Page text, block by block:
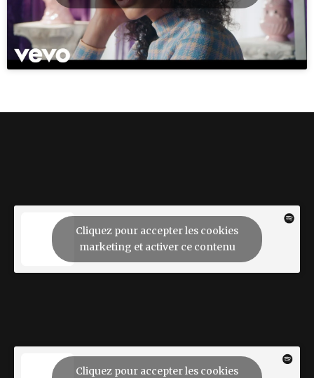
Cliquez pour accepter les cookies
marketing et activer ce contenu
Cliquez pour accepter les cookies